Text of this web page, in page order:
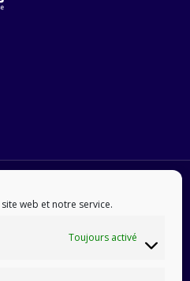
web et notre service.
Toujours activé